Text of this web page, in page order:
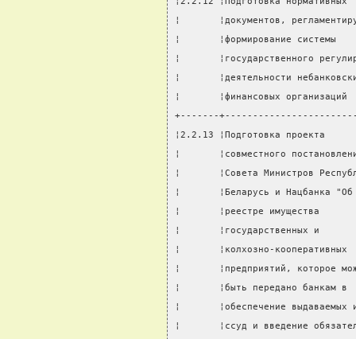
¦       ¦документов,
¦       ¦формирование
¦       ¦государственного
¦       ¦деятельности
¦       ¦финансовых
+-------
¦2.2.13 ¦Подготовка
¦       ¦совместного
¦       ¦Совета Министров
¦       ¦Беларусь и
¦       ¦реестре
¦
¦       ¦колхозно-
¦       ¦предприятий,
¦       ¦быть передано
¦       ¦обеспечение
¦       ¦ссуд и введение